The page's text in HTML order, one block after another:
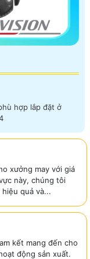
hợp lắp đặt ở
xưởng may với giá
này, chúng tôi
quả và...
kết mang đến cho
động sản xuất.